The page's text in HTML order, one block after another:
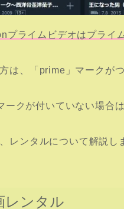
プライムビデオはプライ
は、 「prime」 マークが
ークが付いていない場合
レンタルについて解説し
レンタル